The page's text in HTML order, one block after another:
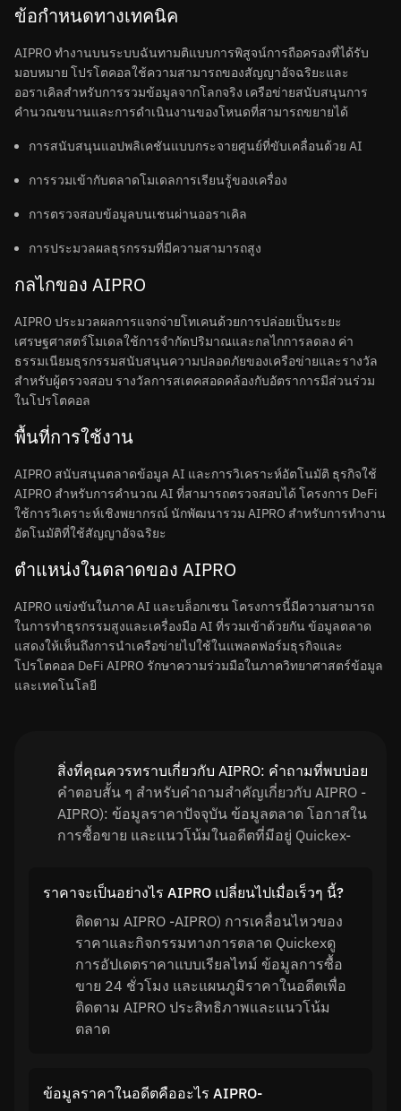
ข้อกำหนดทางเทคนิค
AIPRO ทำงานบนระบบฉันทามติแบบการพิสูจน์การถือครองที่ได้รับ
มอบหมาย โปรโตคอลใช้ความสามารถของสัญญาอัจฉริยะและ
ออราเคิลสำหรับการรวมข้อมูลจากโลกจริง เครือข่ายสนับสนุนการ
คำนวณขนานและการดำเนินงานของโหนดที่สามารถขยายได้
การสนับสนุนแอปพลิเคชันแบบกระจายศูนย์ที่ขับเคลื่อนด้วย AI
การรวมเข้ากับตลาดโมเดลการเรียนรู้ของเครื่อง
การตรวจสอบข้อมูลบนเชนผ่านออราเคิล
การประมวลผลธุรกรรมที่มีความสามารถสูง
กลไกของ AIPRO
AIPRO ประมวลผลการแจกจ่ายโทเคนด้วยการปล่อยเป็นระยะ
เศรษฐศาสตร์โมเดลใช้การจำกัดปริมาณและกลไกการลดลง ค่า
ธรรมเนียมธุรกรรมสนับสนุนความปลอดภัยของเครือข่ายและรางวัล
สำหรับผู้ตรวจสอบ รางวัลการสเตคสอดคล้องกับอัตราการมีส่วนร่วม
ในโปรโตคอล
พื้นที่การใช้งาน
AIPRO สนับสนุนตลาดข้อมูล AI และการวิเคราะห์อัตโนมัติ ธุรกิจใช้
AIPRO สำหรับการคำนวณ AI ที่สามารถตรวจสอบได้ โครงการ DeFi
ใช้การวิเคราะห์เชิงพยากรณ์ นักพัฒนารวม AIPRO สำหรับการทำงาน
อัตโนมัติที่ใช้สัญญาอัจฉริยะ
ตำแหน่งในตลาดของ AIPRO
AIPRO แข่งขันในภาค AI และบล็อกเชน โครงการนี้มีความสามารถ
ในการทำธุรกรรมสูงและเครื่องมือ AI ที่รวมเข้าด้วยกัน ข้อมูลตลาด
แสดงให้เห็นถึงการนำเครือข่ายไปใช้ในแพลตฟอร์มธุรกิจและ
โปรโตคอล DeFi AIPRO รักษาความร่วมมือในภาควิทยาศาสตร์ข้อมูล
และเทคโนโลยี
สิ่งที่คุณควรทราบเกี่ยวกับ AIPRO: คำถามที่พบบ่อย
คำตอบสั้น ๆ สำหรับคำถามสำคัญเกี่ยวกับ AIPRO -
AIPRO): ข้อมูลราคาปัจจุบัน ข้อมูลตลาด โอกาสใน
การซื้อขาย และแนวโน้มในอดีตที่มีอยู่ Quickex-
ราคาจะเป็นอย่างไร AIPRO เปลี่ยนไปเมื่อเร็วๆ นี้?
ติดตาม AIPRO -AIPRO) การเคลื่อนไหวของ
ราคาและกิจกรรมทางการตลาด Quickexดู
การอัปเดตราคาแบบเรียลไทม์ ข้อมูลการซื้อ
ขาย 24 ชั่วโมง และแผนภูมิราคาในอดีตเพื่อ
ติดตาม AIPRO ประสิทธิภาพและแนวโน้ม
ตลาด
ข้อมูลราคาในอดีตคืออะไร AIPRO-